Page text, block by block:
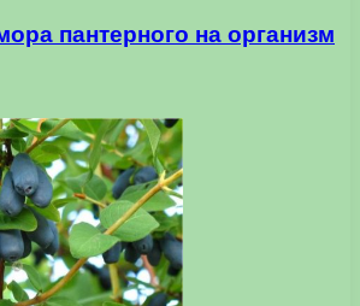
пантерного на организм